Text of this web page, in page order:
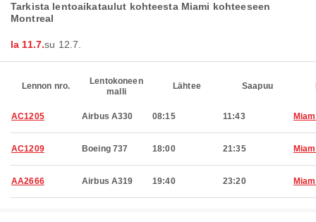
Tarkista lentoaikataulut kohteesta Miami kohteeseen
Montreal
la 11.7.su 12.7.
Lennon nro.
Lentokoneen
malli
Lähtee Saapuu
AC1205 Airbus A330 08:15 11:43
AC1209 Boeing 737 18:00 21:35
AA2666 Airbus A319 19:40 23:20